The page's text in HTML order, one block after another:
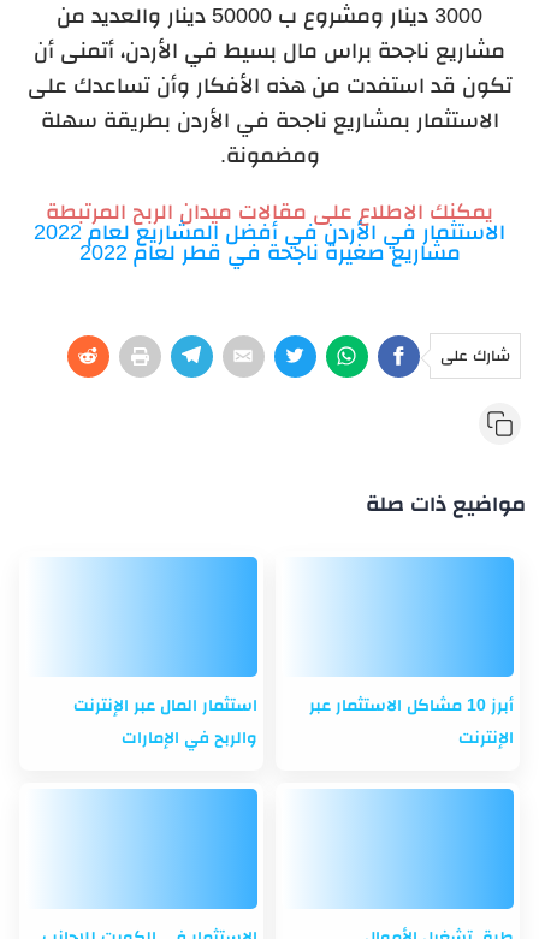
3000 دينار ومشروع ب 50000 دينار والعديد من
مشاريع ناجحة براس مال بسيط في الأردن، أتمنى أن
تكون قد استفدت من هذه الأفكار وأن تساعدك على
الاستثمار بمشاريع ناجحة في الأردن بطريقة سهلة
ومضمونة.
يمكنك الاطلاع على مقالات ميدان الربح المرتبطة
الاستثمار في الأردن في أفضل المشاريع لعام 2022
مشاريع صغيرة ناجحة في قطر لعام 2022
شارك على
مواضيع ذات صلة
أبرز 10 مشاكل الاستثمار عبر
الإنترنت
استثمار المال عبر الإنترنت
والربح في الإمارات